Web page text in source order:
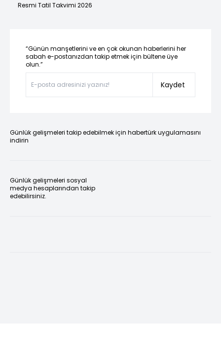
Resmi Tatil Takvimi 2026
“Günün manşetlerini ve en çok okunan haberlerini her
sabah e-postanızdan takip etmek için bültene üye
olun.”
Kaydet
Günlük gelişmeleri takip edebilmek için habertürk uygulamasını
indirin
Günlük gelişmeleri sosyal
medya hesaplarından takip
edebilirsiniz.